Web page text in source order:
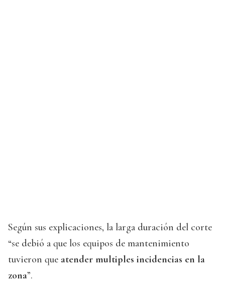
Según sus explicaciones, la larga duración del corte
“se debió a que los equipos de mantenimiento
tuvieron que atender multiples incidencias en la
zona”.